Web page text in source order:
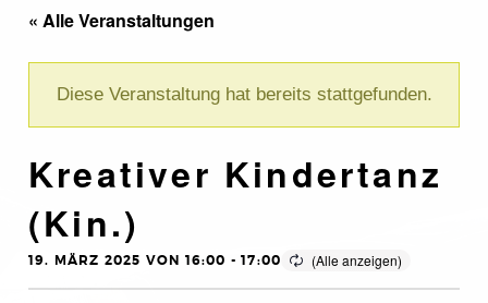
« Alle Veranstaltungen
Diese Veranstaltung hat bereits stattgefunden.
Kreativer Kindertanz
(Kin.)
19. MÄRZ 2025 VON 16:00 -17:00